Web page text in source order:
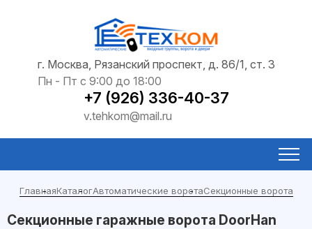
г. Москва, Рязанский проспект, д. 86/1, ст. 3
Пн - Пт с 9:00 до 18:00
+7 (926) 336-40-37
v.tehkom@mail.ru
ГлавнаяКаталогАвтоматические воротаСекционные ворота
Секционные гаражные ворота DoorHan